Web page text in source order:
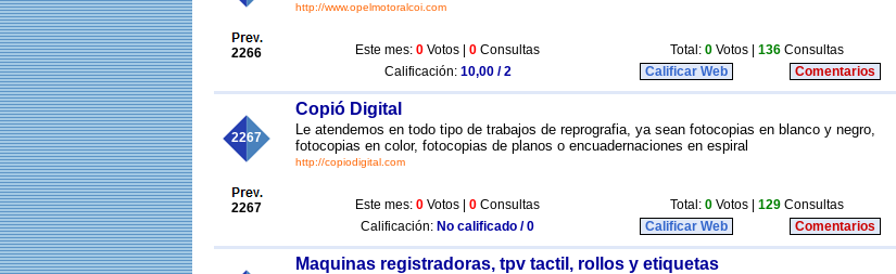
2266
http://www.opelmotoralcoi.com
Este mes: 0 Votos | 0 Consultas Total: 0 Votos | 136 Consultas
Calificación: 10,00 / 2 Calificar Web Comentarios
2267
2267
Copió Digital
Le atendemos en todo tipo de trabajos de reprografia, ya sean fotocopias en blanco y negro,
fotocopias en color, fotocopias de planos o encuadernaciones en espiral
http://copiodigital.com
Este mes: 0 Votos | 0 Consultas Total: 0 Votos | 129 Consultas
Calificación: No calificado / 0 Calificar Web Comentarios
Maquinas registradoras, tpv tactil, rollos y etiquetas